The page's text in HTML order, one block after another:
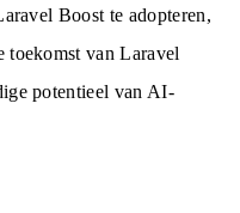
Boost te adopteren,
toekomst van Laravel
potentieel van AI-